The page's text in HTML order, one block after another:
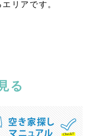
リアです。
る